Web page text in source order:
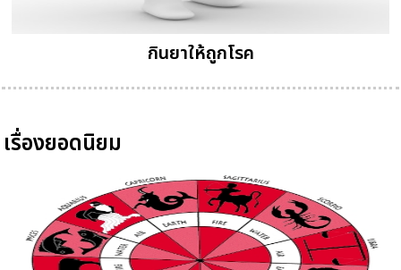
กินยาให้ถูกโรค
เรื่องยอดนิยม